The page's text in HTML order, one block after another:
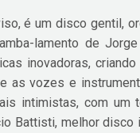
é um disco gentil,
lamento de
inovadoras,
as vozes e
intimistas, com um
Battisti, melhor disco